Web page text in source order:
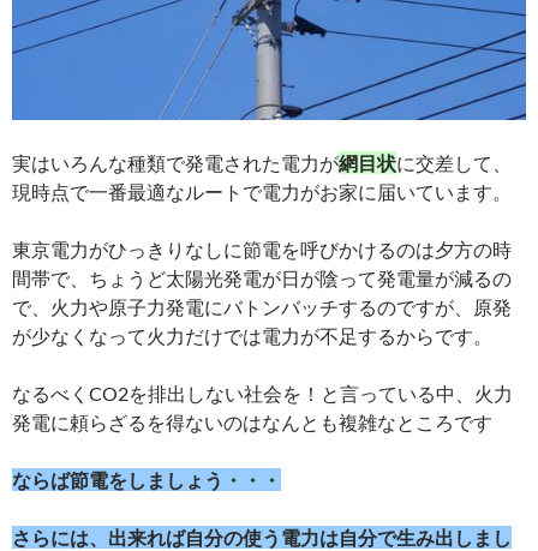
実はいろんな種類で発電された電力が網目状に交差して、
現時点で一番最適なルートで電力がお家に届いています。
東京電力がひっきりなしに節電を呼びかけるのは夕方の時
間帯で、ちょうど太陽光発電が日が陰って発電量が減るの
で、火力や原子力発電にバトンバッチするのですが、原発
が少なくなって火力だけでは電力が不足するからです。
なるべくCO2を排出しない社会を！と言っている中、火力
発電に頼らざるを得ないのはなんとも複雑なところです
ならば節電をしましょう・・・
さらには、出来れば自分の使う電力は自分で生み出しまし